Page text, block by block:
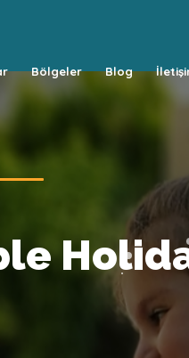
Bölgeler Blog